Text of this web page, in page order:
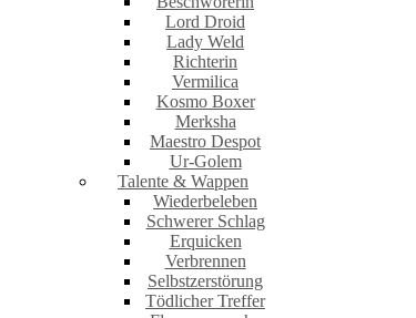
Lord Droid
Lady Weld
Richterin
Vermilica
Kosmo Boxer
Merksha
Maestro Despot
Ur-Golem
Talente & Wappen
Wiederbeleben
Schwerer Schlag
Erquicken
Verbrennen
Selbstzerstörung
Tödlicher Treffer